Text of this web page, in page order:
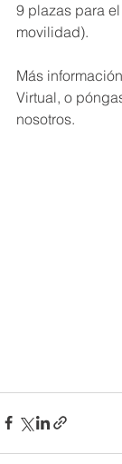
9 plazas para
movilidad).
Más
Virtual, o
nosotros.